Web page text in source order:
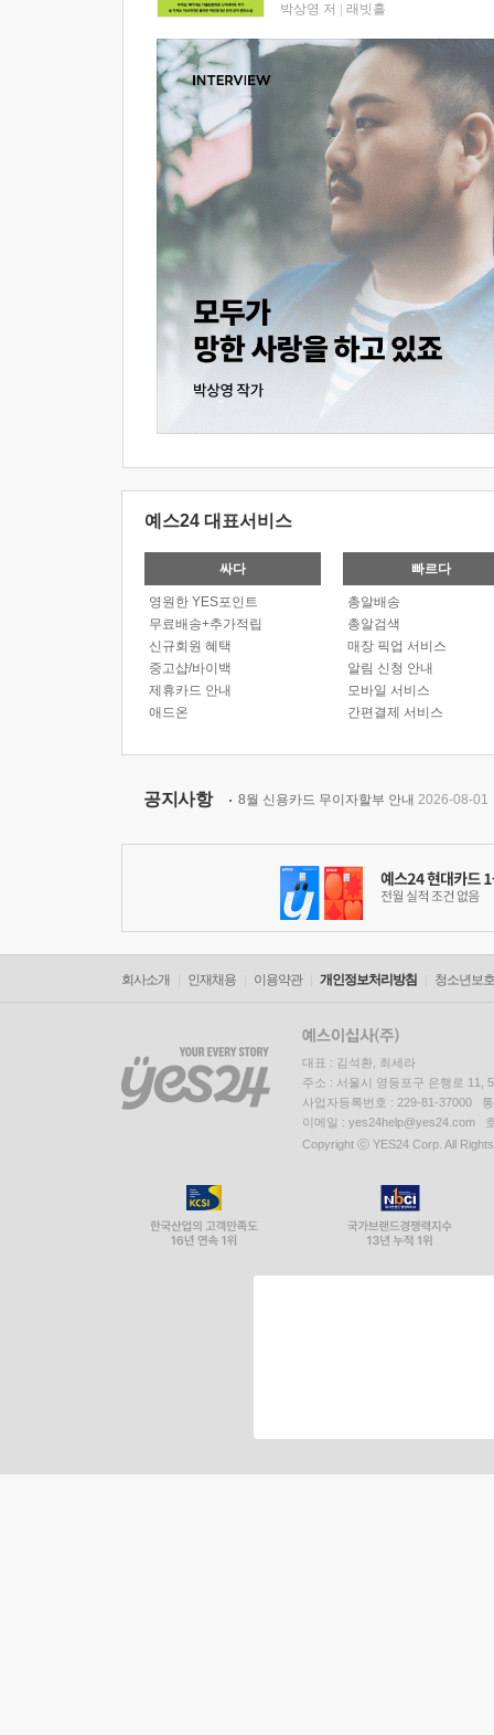
박상영 저 래빗홀
예스24 대표서비스
싸다
영원한 YES포인트
무료배송+추가적립
신규회원 혜택
중고샵/바이백
제휴카드 안내
애드온
빠르다
총알배송
총알검색
매장 픽업 서비스
알림 신청 안내
모바일 서비스
간편결제 서비스
공지사항 8월 신용카드 무이자할부 안내 2026-08-01
회사소개 인재채용 이용약관 개인정보처리방침 청소년보
대표 : 김석환, 최세라
주소 : 서울시 영등포구 은행로 11,
사업자등록번호 : 229-81-37000
이메일 : yes24help@yes24.com
Copyright ⓒ YES24 Corp. All